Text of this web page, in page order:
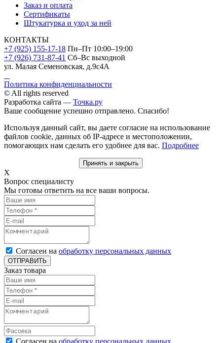
Заказ и оплата
Сертификаты
Штукатурка и уход за ней
КОНТАКТЫ
+7 (925) 155-17-18 Пн–Пт 10:00–19:00
+7 (926) 731-87-41 Сб–Вс выходной
ул. Малая Семеновская, д.9с4А
Политика конфиденциальности
© All rights reserved
Разработка сайта — Точка.ру
Ваше сообщение успешно отправлено. Спасибо!
Используя данный сайт, вы даете согласие на использование
файлов cookie, данных об IP-адресе и местоположении,
помогающих нам сделать его удобнее для вас. Подробнее
Принять и закрыть
X
Вопрос специалисту
Мы готовы ответить на все ваши вопросы.
Согласен на обработку персональных данных
ОТПРАВИТЬ
Заказ товара
Согласен на обработку персональных данных